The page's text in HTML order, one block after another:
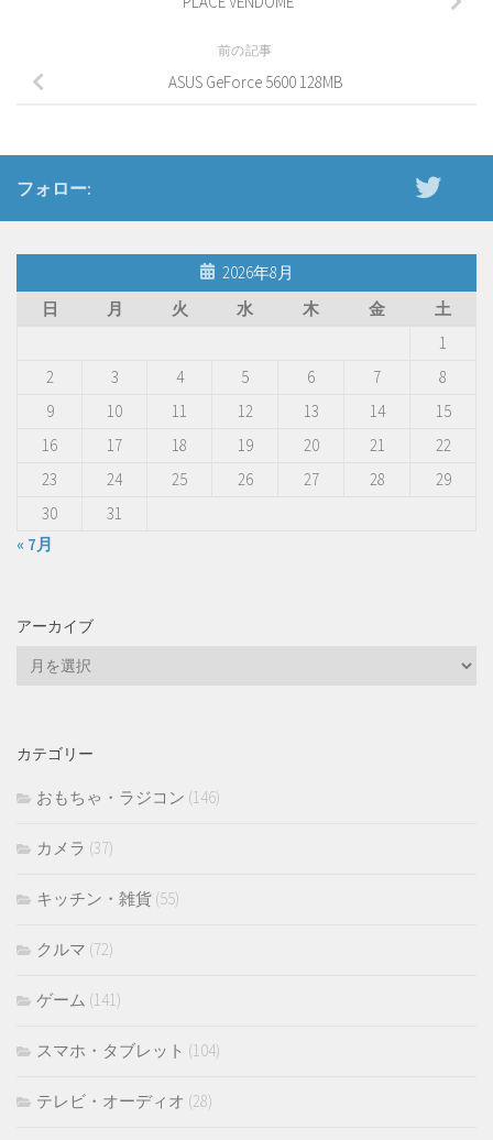
前の記事
ASUS GeForce 5600 128MB
フォロー:
2026年8月
日
月 火 水 木 金
土
1
2
3 4 5 6 7
8
9
10 11 12 13 14
15
16
17 18 19 20 21
22
23
24 25 26 27 28
29
30
31
« 7月
アーカイブ
ブ
カテゴリー
おもちゃ・ラジコン (146)
カメラ (37)
キッチン・雑貨 (55)
クルマ (72)
ゲーム (141)
スマホ・タブレット (104)
テレビ・オーディオ (28)